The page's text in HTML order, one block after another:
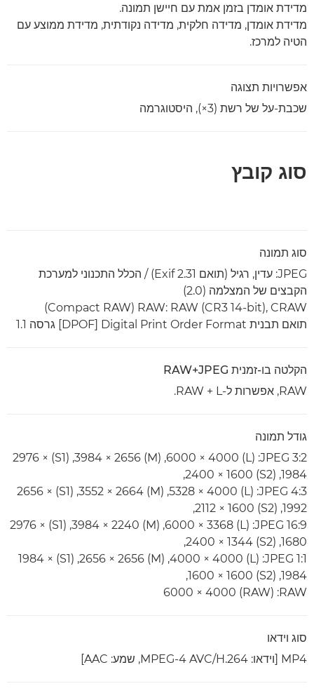
מדידת אומדן בזמן אמת עם חיישן תמונה.
מדידת אומדן, מדידה חלקית, מדידה נקודתית, מדידת ממוצע עם
הטיה למרכז.
אפשרויות תצוגה
שכבת-על של רשת (‎×3), היסטוגרמה
סוג קובץ
סוג תמונה
JPEG: עדין, רגיל (תואם Exif 2.31‎) / הכלל התכנוני למערכת
הקבצים של המצלמה (2.0)
RAW: RAW (CR3 14-bit), CRAW ‏(Compact RAW)
תואם תבנית Digital Print Order Format ‏[DPOF] גרסה 1.1
הקלטה בו-זמנית RAW+JPEG
RAW‏, אפשרות ל-RAW + L.
גודל תמונה
JPEG 3:2:‏ (L)‏ 6000‎ × 4000,‏ (M)‏ ‎3984 × 2656,‏ (S1)‏ ‎2976 ×
1984,‏ (S2)‏ ‎2400 × 1600,
JPEG 4:3:‏ (L)‏ ‎5328 × 4000,‏ (M)‏ ‎3552 × 2664,‏ (S1)‏ 2656‎ ×
1992,‏ (S2)‏ ‎2112 × 1600,
JPEG 16:9:‏ (L)‏ 6000‎ × 3368,‏ (M)‏ 3984‎ × 2240,‏ (S1)‏ 2976‎ ×
1680,‏ (S2)‏ 2400‎ × 1344,
JPEG 1:1:‏ (L)‏ 4000‎ × 4000,‏ (M)‏ ‎2656 × 2656,‏ (S1)‏ ‎1984 ×
1984,‏ (S2)‏ ‎1600 × 1600,
RAW:‏ (RAW)‏ 6000‎ × 4000
סוג וידאו
MP4 [וידאו: MPEG-4 AVC/H.264, שמע: AAC]